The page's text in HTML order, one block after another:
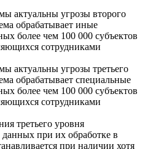
актуальны угрозы второго
обрабатывает иные
более чем 100 000 субъектов
сотрудниками
актуальны угрозы третьего
обрабатывает специальные
более чем 100 000 субъектов
сотрудниками
третьего уровня
при их обработке в
при наличии хотя